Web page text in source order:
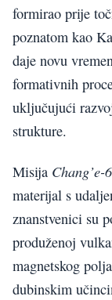
formirao prije
poznatom kao
daje novu
formativnih
uključujući
strukture.
Misija Chang’e-6
materijal s
znanstvenici su
produženoj
magnetskog
dubinskim